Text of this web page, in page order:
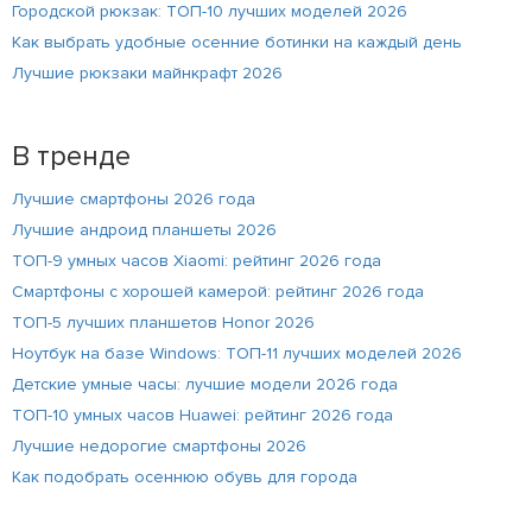
Городской рюкзак: ТОП-10 лучших моделей 2026
Как выбрать удобные осенние ботинки на каждый день
Лучшие рюкзаки майнкрафт 2026
В тренде
Лучшие смартфоны 2026 года
Лучшие андроид планшеты 2026
ТОП-9 умных часов Xiaomi: рейтинг 2026 года
Смартфоны с хорошей камерой: рейтинг 2026 года
ТОП-5 лучших планшетов Honor 2026
Ноутбук на базе Windows: ТОП-11 лучших моделей 2026
Детские умные часы: лучшие модели 2026 года
ТОП-10 умных часов Huawei: рейтинг 2026 года
Лучшие недорогие смартфоны 2026
Как подобрать осеннюю обувь для города